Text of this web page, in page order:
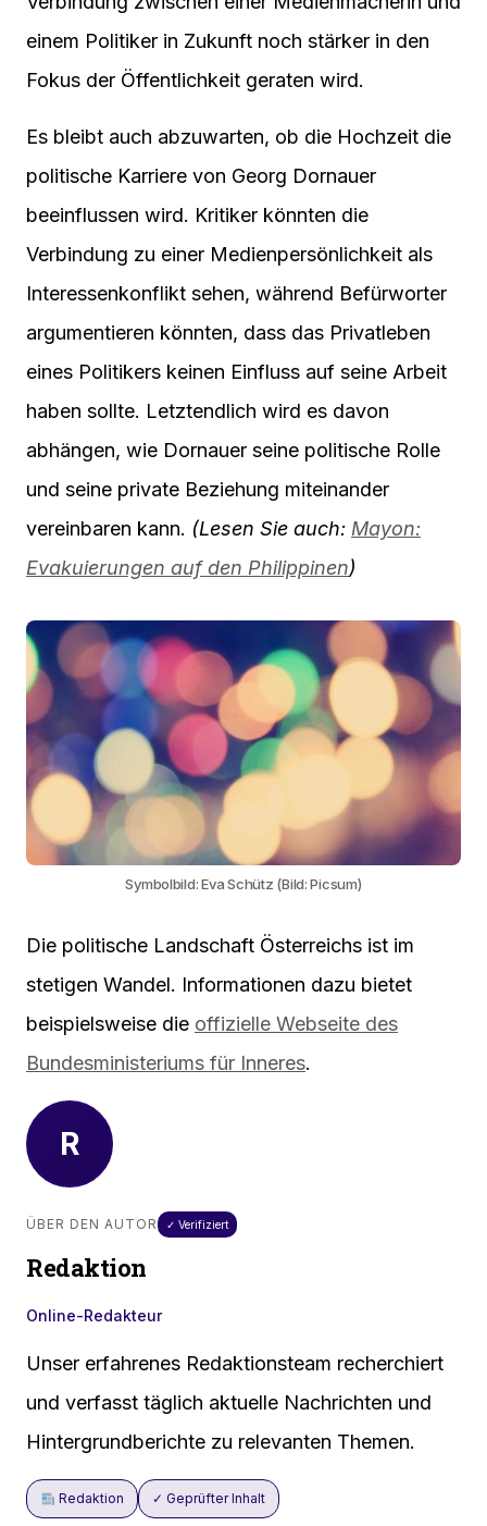
einem Politiker in Zukunft noch stärker in den
Fokus der Öffentlichkeit geraten wird.
Es bleibt auch abzuwarten, ob die Hochzeit die
politische Karriere von Georg Dornauer
beeinflussen wird. Kritiker könnten die
Verbindung zu einer Medienpersönlichkeit als
Interessenkonflikt sehen, während Befürworter
argumentieren könnten, dass das Privatleben
eines Politikers keinen Einfluss auf seine Arbeit
haben sollte. Letztendlich wird es davon
abhängen, wie Dornauer seine politische Rolle
und seine private Beziehung miteinander
vereinbaren kann. (Lesen Sie auch: Mayon:
Evakuierungen auf den Philippinen)
Symbolbild: Eva Schütz (Bild: Picsum)
Die politische Landschaft Österreichs ist im
stetigen Wandel. Informationen dazu bietet
beispielsweise die offizielle Webseite des
Bundesministeriums für Inneres.
R
ÜBER DEN AUTOR ✓ Verifiziert
Redaktion
Online-Redakteur
Unser erfahrenes Redaktionsteam recherchiert
und verfasst täglich aktuelle Nachrichten und
Hintergrundberichte zu relevanten Themen.
Redaktion ✓ Geprüfter Inhalt